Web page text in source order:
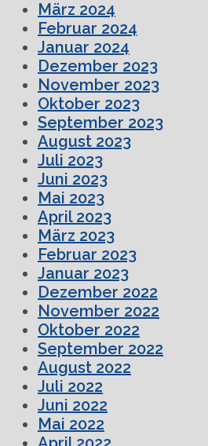
März 2024
Februar 2024
Januar 2024
Dezember 2023
November 2023
Oktober 2023
September 2023
August 2023
Juli 2023
Juni 2023
Mai 2023
April 2023
März 2023
Februar 2023
Januar 2023
Dezember 2022
November 2022
Oktober 2022
September 2022
August 2022
Juli 2022
Juni 2022
Mai 2022